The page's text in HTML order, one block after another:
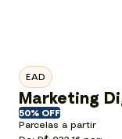
EAD
Marketing
50% OFF
Parcelas a partir